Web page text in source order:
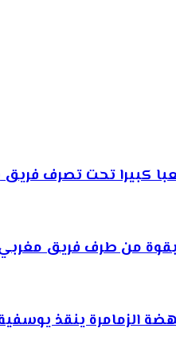
كبيرا تحت تصرف
من طرف فريق مغربي
الزمامرة ينقذ